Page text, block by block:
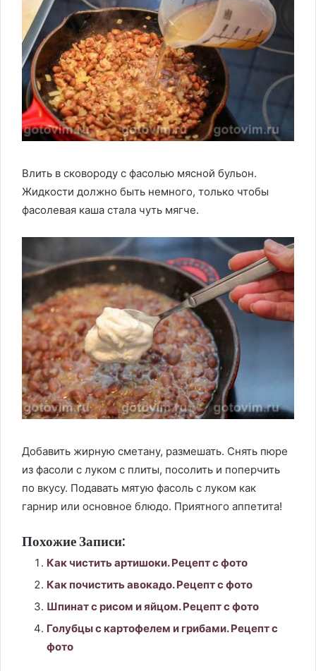
Влить в сковороду с фасолью мясной бульон.
Жидкости должно быть немного, только чтобы
фасолевая каша стала чуть мягче.
Добавить жирную сметану, размешать. Снять пюре
из фасоли с луком с плиты, посолить и поперчить
по вкусу. Подавать мятую фасоль с луком как
гарнир или основное блюдо. Приятного аппетита!
Похожие Записи:
Как чистить артишоки. Рецепт с фото
Как почистить авокадо. Рецепт с фото
Шпинат с рисом и яйцом. Рецепт с фото
Голубцы с картофелем и грибами. Рецепт с
фото